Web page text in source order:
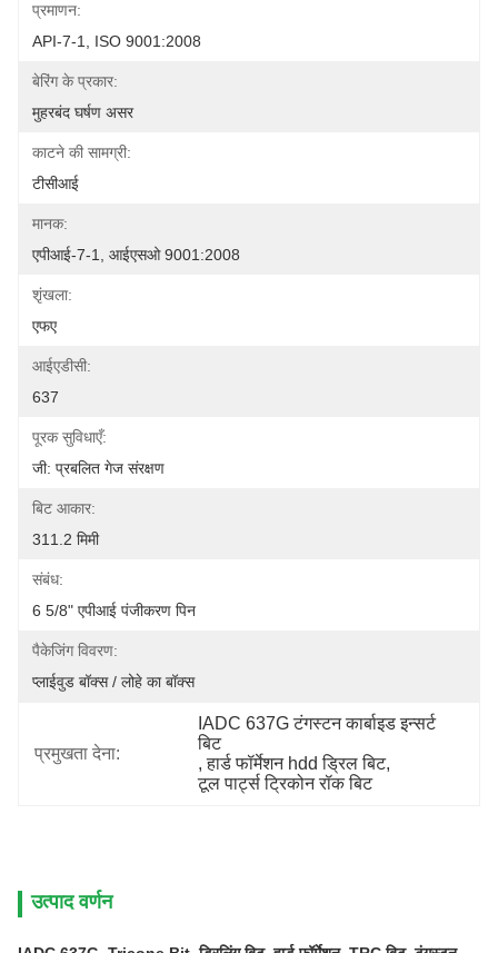
प्रमाणन:
API-7-1, ISO 9001:2008
बेरिंग के प्रकार:
मुहरबंद घर्षण असर
काटने की सामग्री:
टीसीआई
मानक:
एपीआई-7-1, आईएसओ 9001:2008
शृंखला:
एफए
आईएडीसी:
637
पूरक सुविधाएँ:
जी: प्रबलित गेज संरक्षण
बिट आकार:
311.2 मिमी
संबंध:
6 5/8" एपीआई पंजीकरण पिन
पैकेजिंग विवरण:
प्लाईवुड बॉक्स / लोहे का बॉक्स
प्रमुखता देना:
IADC 637G टंगस्टन कार्बाइड इन्सर्ट
बिट
, हार्ड फॉर्मेशन hdd ड्रिल बिट,
टूल पार्ट्स ट्रिकोन रॉक बिट
उत्पाद वर्णन